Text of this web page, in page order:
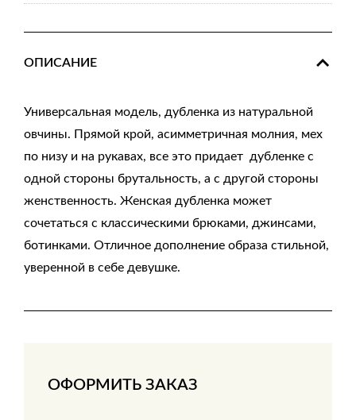
ОПИСАНИЕ
Универсальная модель, дубленка из натуральной
овчины. Прямой крой, асимметричная молния, мех
по низу и на рукавах, все это придает дубленке с
одной стороны брутальность, а с другой стороны
женственность. Женская дубленка может
сочетаться с классическими брюками, джинсами,
ботинками. Отличное дополнение образа стильной,
уверенной в себе девушке.
ОФОРМИТЬ ЗАКАЗ